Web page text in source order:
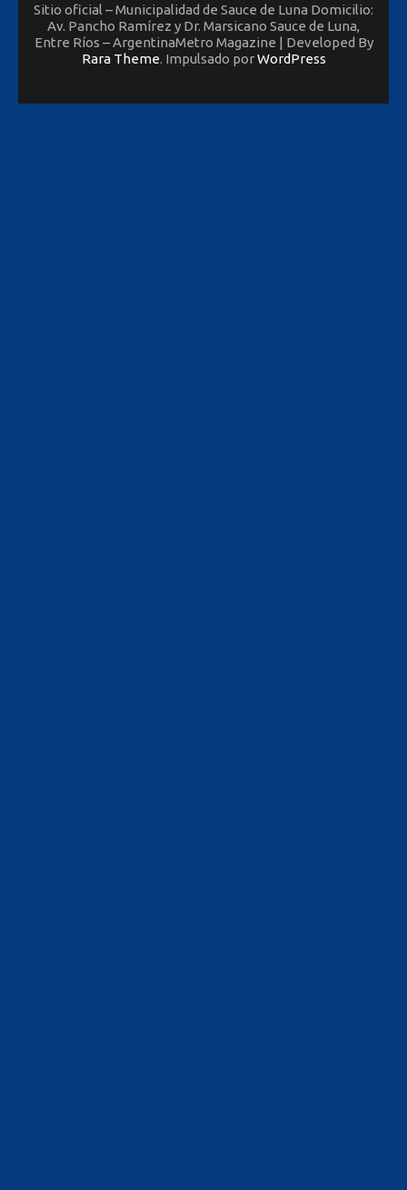
Sitio oficial – Municipalidad de Sauce de Luna Domicilio:
Av. Pancho Ramírez y Dr. Marsicano Sauce de Luna,
Entre Ríos – ArgentinaMetro Magazine | Developed By
Rara Theme. Impulsado porWordPress